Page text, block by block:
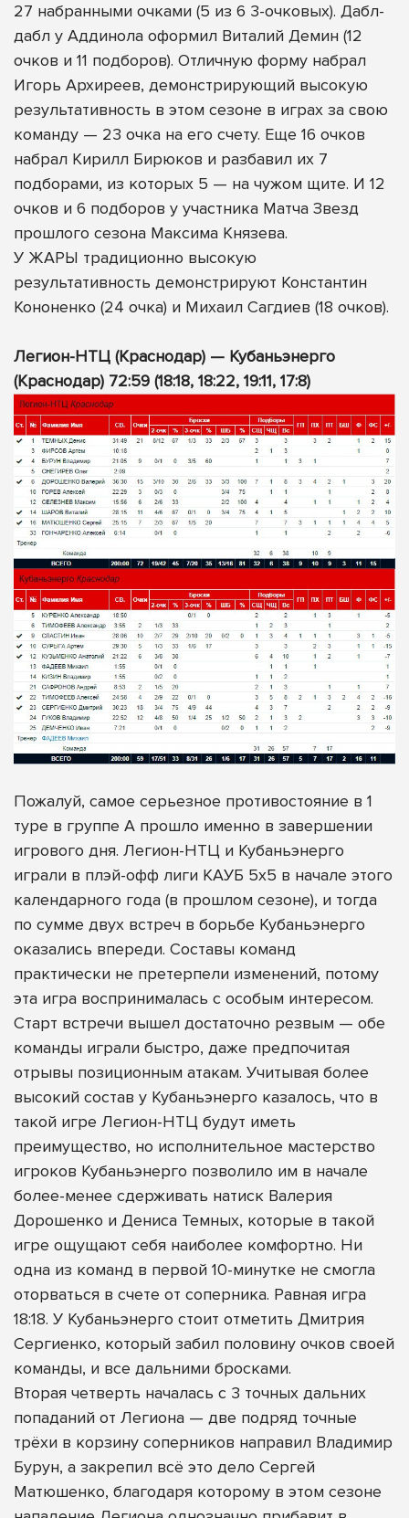
27 набранными очками (5 из 6 3-очковых). Дабл-
дабл у Аддинола оформил Виталий Демин (12
очков и 11 подборов). Отличную форму набрал
Игорь Архиреев, демонстрирующий высокую
результативность в этом сезоне в играх за свою
команду — 23 очка на его счету. Еще 16 очков
набрал Кирилл Бирюков и разбавил их 7
подборами, из которых 5 — на чужом щите. И 12
очков и 6 подборов у участника Матча Звезд
прошлого сезона Максима Князева.
У ЖАРЫ традиционно высокую
результативность демонстрируют Константин
Кононенко (24 очка) и Михаил Сагдиев (18 очков).
Легион-НТЦ (Краснодар) — Кубаньэнерго
(Краснодар) 72:59 (18:18, 18:22, 19:11, 17:8)
Пожалуй, самое серьезное противостояние в 1
туре в группе А прошло именно в завершении
игрового дня. Легион-НТЦ и Кубаньэнерго
играли в плэй-офф лиги КАУБ 5х5 в начале этого
календарного года (в прошлом сезоне), и тогда
по сумме двух встреч в борьбе Кубаньэнерго
оказались впереди. Составы команд
практически не претерпели изменений, потому
эта игра воспринималась с особым интересом.
Старт встречи вышел достаточно резвым — обе
команды играли быстро, даже предпочитая
отрывы позиционным атакам. Учитывая более
высокий состав у Кубаньэнерго казалось, что в
такой игре Легион-НТЦ будут иметь
преимущество, но исполнительное мастерство
игроков Кубаньэнерго позволило им в начале
более-менее сдерживать натиск Валерия
Дорошенко и Дениса Темных, которые в такой
игре ощущают себя наиболее комфортно. Ни
одна из команд в первой 10-минутке не смогла
оторваться в счете от соперника. Равная игра
18:18. У Кубаньэнерго стоит отметить Дмитрия
Сергиенко, который забил половину очков своей
команды, и все дальними бросками.
Вторая четверть началась с 3 точных дальних
попаданий от Легиона — две подряд точные
трёхи в корзину соперников направил Владимир
Бурун, а закрепил всё это дело Сергей
Матюшенко, благодаря которому в этом сезоне